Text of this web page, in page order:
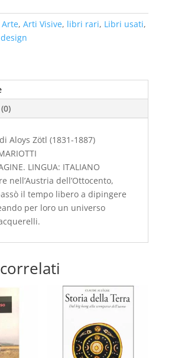
Arte, Arti Visive, libri rari, Libri usati,
Aloys Zötl (1831-1887)
LINGUA: ITALIANO
nell’Austria dell’Ottocento,
il tempo libero a dipingere
per loro un universo